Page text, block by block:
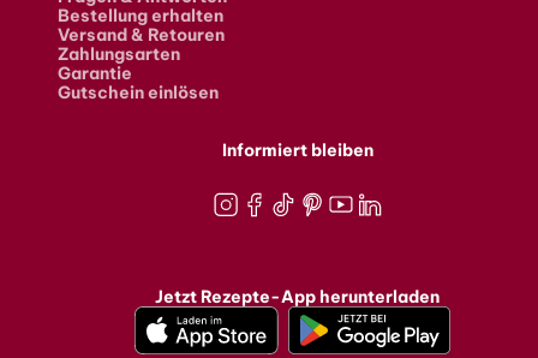
Bestellung erhalten
Versand & Retouren
Zahlungsarten
Garantie
Gutschein einlösen
Informiert bleiben
Jetzt Rezepte-App herunterladen